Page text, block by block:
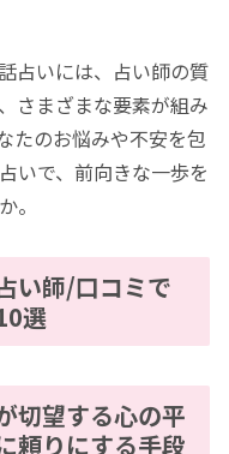
占いには、占い師の質
さまざまな要素が組み
たのお悩みや不安を包
いで、前向きな一歩を
。
い師/口コミで
選
切望する心の平
頼りにする手段